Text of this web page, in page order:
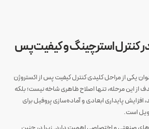
کنترل استرچینگ و کیفیت پس
یکی از مراحل کلیدی کنترل کیفیت پس از اکستروژن
از این مرحله، تنها اصلاح ظاهری شاخه نیست؛ بلکه
پایداری ابعادی و آماده‌سازی پروفیل برای
است.